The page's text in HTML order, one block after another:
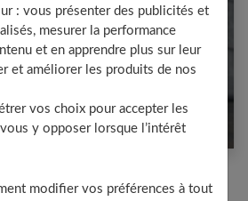
les meilleures croquettes
: vous présenter des publicités et
mesurer la performance
et en apprendre plus sur leur
et améliorer les produits de nos
vos choix pour accepter les
y opposer lorsque l’intérêt
modifier vos préférences à tout